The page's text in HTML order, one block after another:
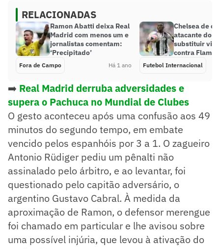
RELACIONADAS
Ramon Abatti deixa Real
Madrid com menos um e
jornalistas comentam:
‘Precipitado’
Fora de Campo Há 1 ano
Chelsea de
atacante do
substituir
contra
Futebol Internacional
➡️ Real Madrid derruba adversidades e
supera o Pachuca no Mundial de Clubes
O gesto aconteceu após uma confusão aos 49
minutos do segundo tempo, em embate
vencido pelos espanhóis por 3 a 1. O zagueiro
Antonio Rüdiger pediu um pênalti não
assinalado pelo árbitro, e ao levantar, foi
questionado pelo capitão adversário, o
argentino Gustavo Cabral. À medida da
aproximação de Ramon, o defensor merengue
foi chamado em particular e lhe avisou sobre
uma possível injúria, que levou à ativação do